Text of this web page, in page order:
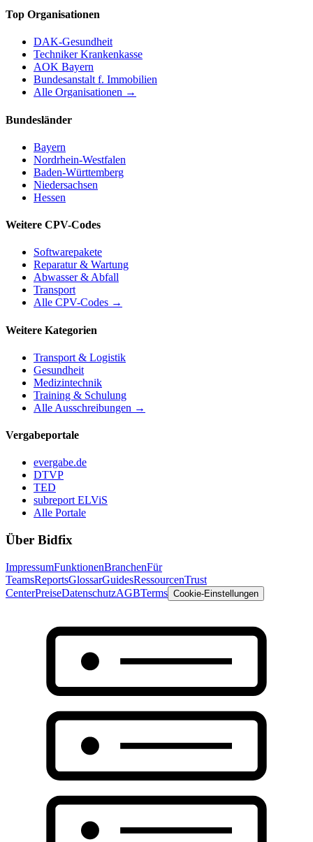
Top Organisationen
DAK-Gesundheit
Techniker Krankenkasse
AOK Bayern
Bundesanstalt f. Immobilien
Alle Organisationen →
Bundesländer
Bayern
Nordrhein-Westfalen
Baden-Württemberg
Niedersachsen
Hessen
Weitere CPV-Codes
Softwarepakete
Reparatur & Wartung
Abwasser & Abfall
Transport
Alle CPV-Codes →
Weitere Kategorien
Transport & Logistik
Gesundheit
Medizintechnik
Training & Schulung
Alle Ausschreibungen →
Vergabeportale
evergabe.de
DTVP
TED
subreport ELViS
Alle Portale
Über Bidfix
ImpressumFunktionenBranchenFür
TeamsReportsGlossarGuidesRessourcenTrust
CenterPreiseDatenschutzAGBTerms Cookie-Einstellungen